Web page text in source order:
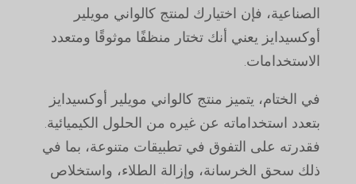
الصناعية، فإن اختيارك لمنتج كالواني مويلير
أوكسيدايز يعني أنك تختار منظفًا موثوقًا ومتعدد
الاستخدامات.
في الختام، يتميز منتج كالواني مويلير أوكسيدايز
بتعدد استخداماته عن غيره من الحلول الكيميائية.
فقدرته على التفوق في تطبيقات متنوعة، بما في
ذلك سحق الخرسانة، وإزالة الطلاء، واستخلاص